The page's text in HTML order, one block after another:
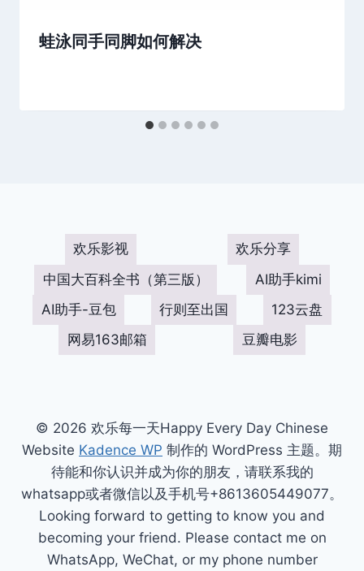
蛙泳同手同脚如何解决
欢乐影视
欢乐分享
中国大百科全书（第三版）
AI助手kimi
AI助手-豆包
行则至出国
123云盘
网易163邮箱
豆瓣电影
© 2026 欢乐每一天Happy Every Day Chinese
Website Kadence WP 制作的 WordPress 主题。期
待能和你认识并成为你的朋友，请联系我的
whatsapp或者微信以及手机号+8613605449077。
Looking forward to getting to know you and
becoming your friend. Please contact me on
WhatsApp, WeChat, or my phone number